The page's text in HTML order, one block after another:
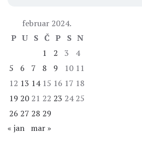
februar 2024.
P U S Č P S N
1
2 3
4
5
6 7 8 9 10 11
12 13 14 15 16 17 18
19 20 21 22 23 24 25
26 27 28 29
« jan mar »